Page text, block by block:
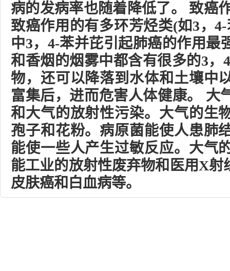
病的发病率也随着降低了。 致癌
致癌作用的有多环芳烃类(如3，
中3，4-苯并芘引起肺癌的作用最
和香烟的烟雾中都含有很多的3
物，还可以降落到水体和土壤中
富集后，进而危害人体健康。 大
和大气的放射性污染。大气的生
孢子和花粉。病原菌能使人患肺
能使一些人产生过敏反应。大气
能工业的放射性废弃物和医用X
皮肤癌和白血病等。